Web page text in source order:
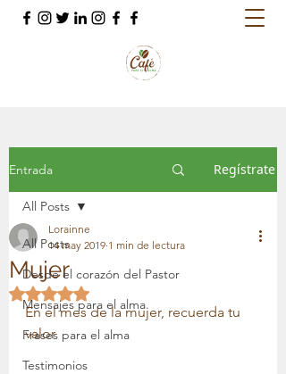
Entrada Regístrate
All Posts
Desde el corazón del Pastor
Mensajes para el alma
Frases para el alma
Testimonios
All Posts
Mujer
Lorainne
14 may 2019 1 min de lectura
Obtuvo NaN de 5 estrellas.
En el mes de la mujer, recuerda tu
valor